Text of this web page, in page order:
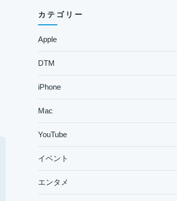
カテゴリー
Apple
DTM
iPhone
Mac
YouTube
イベント
エンタメ